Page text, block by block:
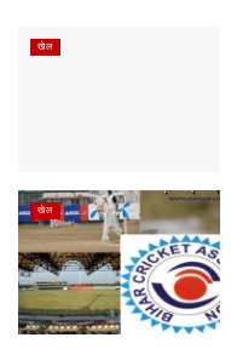
खेल
खेल